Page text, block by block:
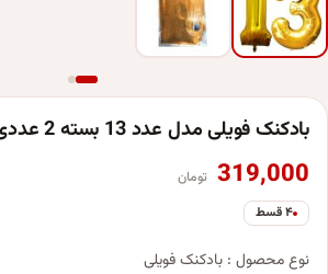
بادکنک فویلی مدل عدد 13 بسته 2 عددی
319,000 تومان
۴ قسط
نوع محصول : بادکنک فویلی